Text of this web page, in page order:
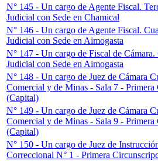
N° 145 - Un cargo de Agente Fiscal.
Judicial con Sede en Chamical
N° 146 - Un cargo de Agente Fiscal.
Judicial con Sede en Aimogasta
N° 147 - Un cargo de Fiscal de
Judicial con Sede en Aimogasta
N° 148 - Un cargo de Juez de Cámara
Comercial y de Minas - Sala 7 -
(Capital)
N° 149 - Un cargo de Juez de Cámara
Comercial y de Minas - Sala 9 -
(Capital)
N° 150 - Un cargo de Juez de
Correccional N° 1 - Primera